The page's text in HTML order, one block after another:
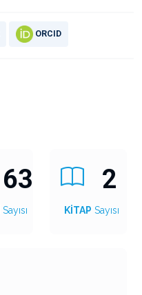
ORCID
63
Sayısı
2
KİTAP Sayısı